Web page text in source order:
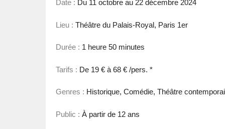
Date : Du 11 octobre au 22 décembre 2024
Lieu : Théâtre du Palais-Royal, Paris 1er
Durée : 1 heure 50 minutes
Tarifs : De 19 € à 68 € /pers. *
Genres : Historique, Comédie, Théâtre
Public : À partir de 12 ans